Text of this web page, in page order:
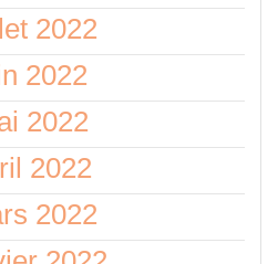
2022
2022
2022
2022
2022